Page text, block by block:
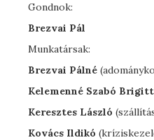
Gondnok:
Brezvai Pál
Munkatársak:
Brezvai Pálné
Kelemenné Szabó
Keresztes László
Kovács Ildikó